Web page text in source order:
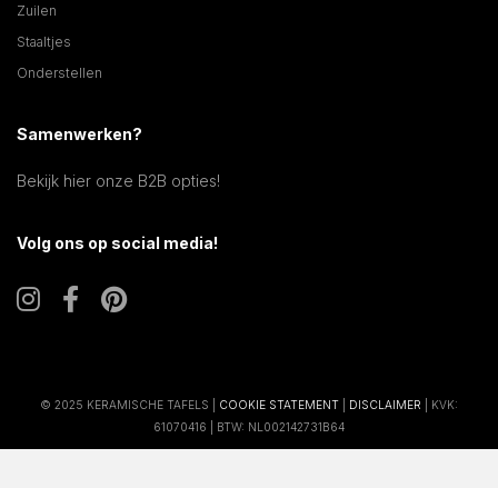
Zuilen
Staaltjes
Onderstellen
Samenwerken?
Bekijk hier onze B2B opties!
Volg ons op social media!
© 2025 KERAMISCHE TAFELS | COOKIE STATEMENT DISCLAIMER | KVK:
61070416 | BTW: NL002142731B64